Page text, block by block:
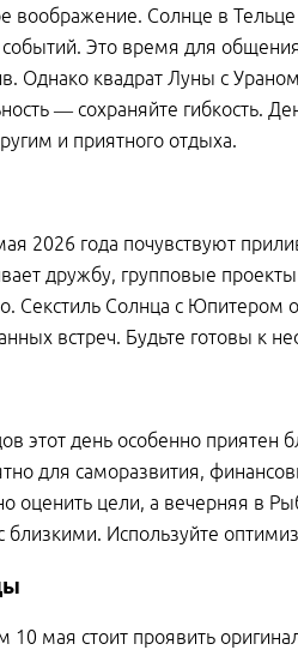
воображение. Солнце в
Это время для
Однако квадрат Луны с
— сохраняйте гибкость.
и приятного отдыха.
2026 года почувствуют
дружбу, групповые
Секстиль Солнца с
встреч. Будьте готовы к
этот день особенно
для саморазвития,
оценить цели, а вечерняя в
близкими. Используйте
10 мая стоит проявить